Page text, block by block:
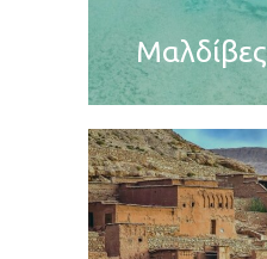
Μαλδίβες